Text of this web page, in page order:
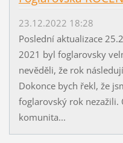
23.12.2022 18:28
Poslední aktualizace
2021 byl foglarovsky
nevěděli, že rok
Dokonce bych řekl, že
foglarovský rok nezažili.
komunita...